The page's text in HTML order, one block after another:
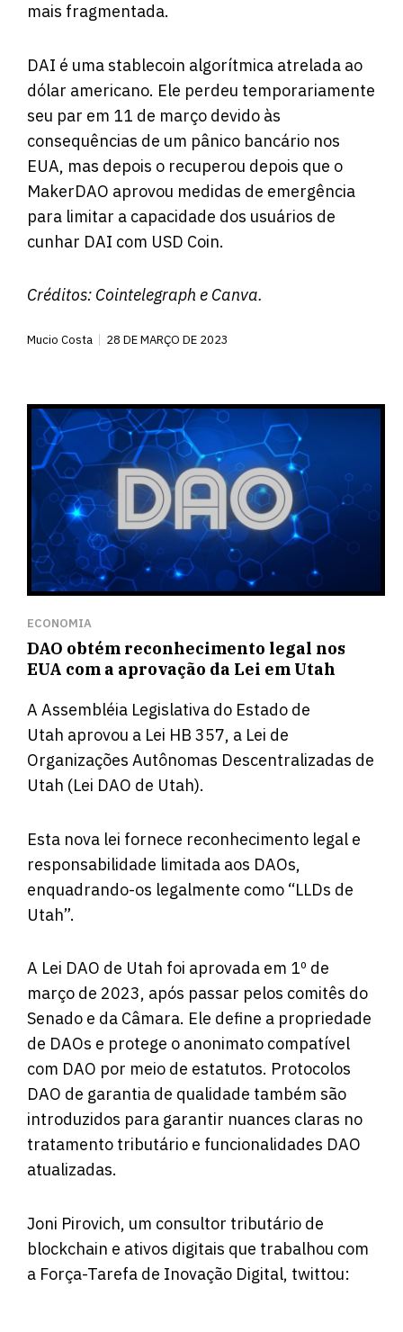
mais fragmentada.
DAI é uma stablecoin algorítmica atrelada ao
dólar americano. Ele perdeu temporariamente
seu par em 11 de março devido às
consequências de um pânico bancário nos
EUA, mas depois o recuperou depois que o
MakerDAO aprovou medidas de emergência
para limitar a capacidade dos usuários de
cunhar DAI com USD Coin.
Créditos: Cointelegraph e Canva.
Mucio Costa 28 DE MARÇO DE 2023
ECONOMIA
DAO obtém reconhecimento legal nos
EUA com a aprovação da Lei em Utah
A Assembléia Legislativa do Estado de
Utah aprovou a Lei HB 357, a Lei de
Organizações Autônomas Descentralizadas de
Utah (Lei DAO de Utah).
Esta nova lei fornece reconhecimento legal e
responsabilidade limitada aos DAOs,
enquadrando-os legalmente como “LLDs de
Utah”.
A Lei DAO de Utah foi aprovada em 1º de
março de 2023, após passar pelos comitês do
Senado e da Câmara. Ele define a propriedade
de DAOs e protege o anonimato compatível
com DAO por meio de estatutos. Protocolos
DAO de garantia de qualidade também são
introduzidos para garantir nuances claras no
tratamento tributário e funcionalidades DAO
atualizadas.
Joni Pirovich, um consultor tributário de
blockchain e ativos digitais que trabalhou com
a Força-Tarefa de Inovação Digital, twittou: